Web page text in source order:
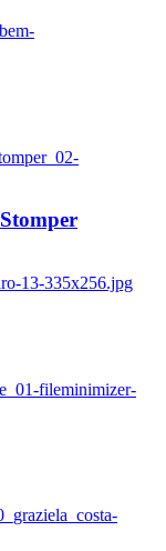
13-335x256.jpg
fileminimizer-